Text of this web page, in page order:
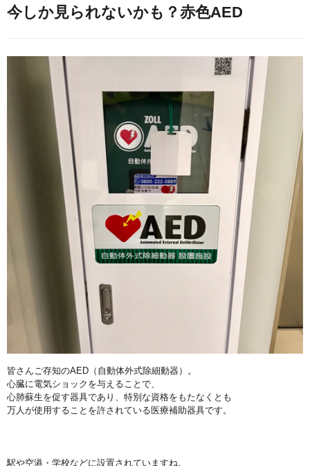
今しか見られないかも？赤色AED
皆さんご存知のAED（自動体外式除細動器）。
心臓に電気ショックを与えることで、
心肺蘇生を促す器具であり、特別な資格をもたなくとも
万人が使用することを許されている医療補助器具です。
駅や空港・学校などに設置されていますね。